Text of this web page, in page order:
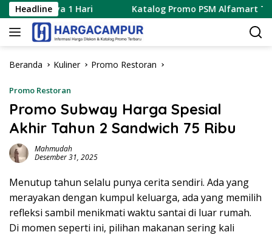
Langsung
ke
konten
Headline
Hanya 1 Hari Katalog Promo PSM Alfamart Terbaru
Beranda Kuliner Promo Restoran
Promo Restoran
Promo Subway Harga Spesial
Akhir Tahun 2 Sandwich 75 Ribu
Mahmudah
Desember 31, 2025
Menutup tahun selalu punya cerita sendiri. Ada yang
merayakan dengan kumpul keluarga, ada yang memilih
refleksi sambil menikmati waktu santai di luar rumah.
Di momen seperti ini, pilihan makanan sering kali